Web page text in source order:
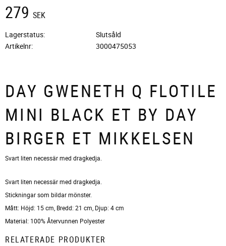
279 SEK
Lagerstatus
Slutsåld
Artikelnr
3000475053
DAY GWENETH Q FLOTILE
MINI BLACK ET BY DAY
BIRGER ET MIKKELSEN
Svart liten necessär med dragkedja.
Svart liten necessär med dragkedja.
Stickningar som bildar mönster.
Mått: Höjd: 15 cm, Bredd: 21 cm, Djup: 4 cm
Material: 100% Återvunnen Polyester
RELATERADE PRODUKTER